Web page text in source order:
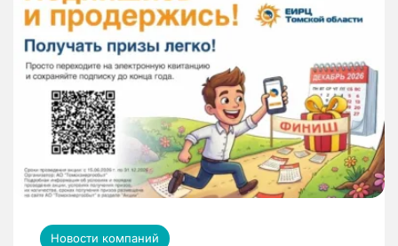
Новости компаний